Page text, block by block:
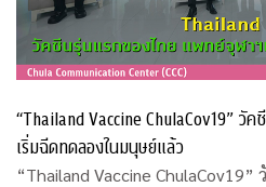
“Thailand Vaccine ChulaCov19” วั
เริ่มฉีดทดลองในมนุษย์แล้ว
“Thailand Vaccine